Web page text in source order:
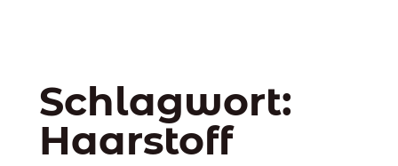
Schlagwort:
Haarstoff